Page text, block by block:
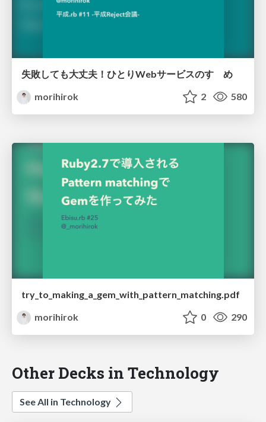
失敗しても大丈夫！ひとりWebサービスのすゝめ
morihirok
2 580
try_to_making_a_gem_with_pattern_matching.pdf
morihirok
0 290
Other Decks in Technology
See All in Technology